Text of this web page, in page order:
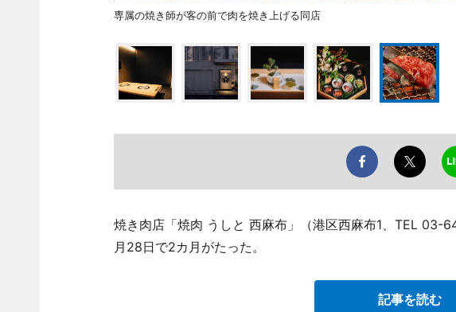
専属の焼き師が客の前で肉を焼き上げる同店
焼き肉店「焼肉 うしと 西麻布」（港区西麻布1、TEL 03-
月28日で2カ月がたった。
記事を読む